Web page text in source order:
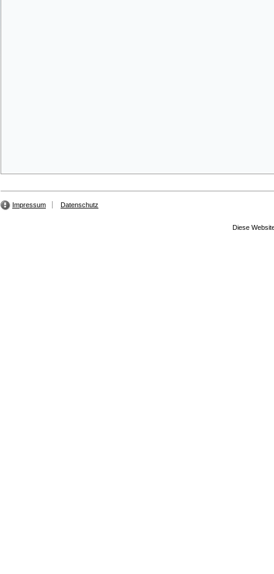
Impressum Datenschutz
Diese